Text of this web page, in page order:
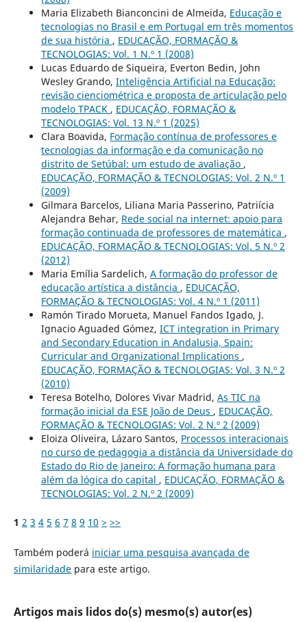
Maria Elizabeth Bianconcini de Almeida, Educação e
tecnologias no Brasil e em Portugal em três momentos
de sua história , EDUCAÇÃO, FORMAÇÃO &
TECNOLOGIAS: Vol. 1 N.º 1 (2008)
Lucas Eduardo de Siqueira, Everton Bedin, John
Wesley Grando, Inteligência Artificial na Educação:
revisão cienciométrica e proposta de articulação pelo
modelo TPACK , EDUCAÇÃO, FORMAÇÃO &
TECNOLOGIAS: Vol. 13 N.º 1 (2025)
Clara Boavida, Formação contínua de professores e
tecnologias da informação e da comunicação no
distrito de Setúbal: um estudo de avaliação ,
EDUCAÇÃO, FORMAÇÃO & TECNOLOGIAS: Vol. 2 N.º 1
(2009)
Gilmara Barcelos, Liliana Maria Passerino, Patriícia
Alejandra Behar, Rede social na internet: apoio para
formação continuada de professores de matemática ,
EDUCAÇÃO, FORMAÇÃO & TECNOLOGIAS: Vol. 5 N.º 2
(2012)
Maria Emília Sardelich, A formação do professor de
educação artística a distância , EDUCAÇÃO,
FORMAÇÃO & TECNOLOGIAS: Vol. 4 N.º 1 (2011)
Ramón Tirado Morueta, Manuel Fandos Igado, J.
Ignacio Aguaded Gómez, ICT integration in Primary
and Secondary Education in Andalusia, Spain:
Curricular and Organizational Implications ,
EDUCAÇÃO, FORMAÇÃO & TECNOLOGIAS: Vol. 3 N.º 2
(2010)
Teresa Botelho, Dolores Vivar Madrid, As TIC na
formação inicial da ESE João de Deus , EDUCAÇÃO,
FORMAÇÃO & TECNOLOGIAS: Vol. 2 N.º 2 (2009)
Eloiza Oliveira, Lázaro Santos, Processos interacionais
no curso de pedagogia a distância da Universidade do
Estado do Rio de Janeiro: A formação humana para
além da lógica do capital , EDUCAÇÃO, FORMAÇÃO &
TECNOLOGIAS: Vol. 2 N.º 2 (2009)
1 2 3 4 5 6 7 8 9 10 > >>
Também poderá iniciar uma pesquisa avançada de
similaridadepara este artigo.
Artigos mais lidos do(s) mesmo(s) autor(es)